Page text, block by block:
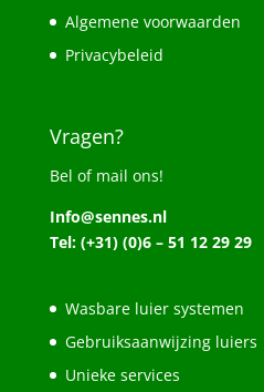
Algemene voorwaarden
Privacybeleid
Vragen?
Bel of mail ons!
Info@sennes.nl
Tel: (+31) (0)6 – 51 12 29 29
Wasbare luier systemen
Gebruiksaanwijzing luiers
Unieke services